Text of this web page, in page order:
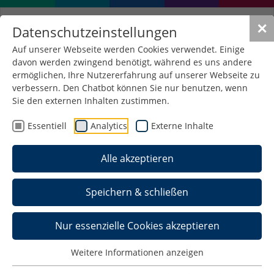
✕
Datenschutzeinstellungen
Auf unserer Webseite werden Cookies verwendet. Einige
davon werden zwingend benötigt, während es uns andere
ermöglichen, Ihre Nutzererfahrung auf unserer Webseite zu
verbessern. Den Chatbot können Sie nur benutzen, wenn
Sie den externen Inhalten zustimmen.
Essentiell Analytics Externe Inhalte
Alle akzeptieren
Speichern & schließen
Nur essenzielle Cookies akzeptieren
Weitere Informationen anzeigen
Online-